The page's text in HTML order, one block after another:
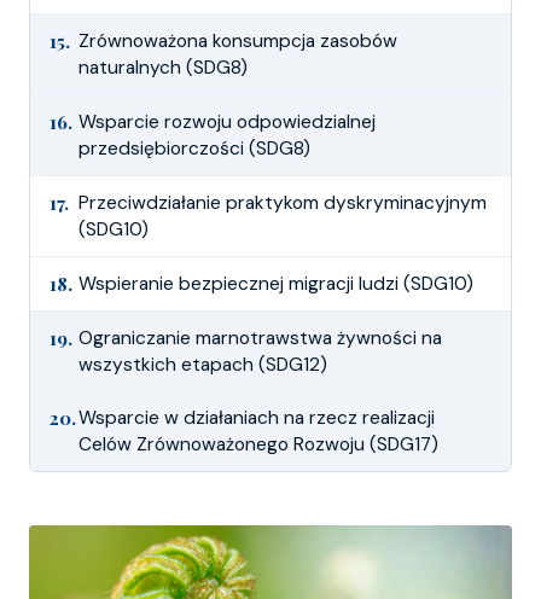
15. Zrównoważona konsumpcja zasobów
naturalnych (SDG8)
16. Wsparcie rozwoju odpowiedzialnej
przedsiębiorczości (SDG8)
17. Przeciwdziałanie praktykom dyskryminacyjnym
(SDG10)
18. Wspieranie bezpiecznej migracji ludzi (SDG10)
19. Ograniczanie marnotrawstwa żywności na
wszystkich etapach (SDG12)
20.Wsparcie w działaniach na rzecz realizacji
Celów Zrównoważonego Rozwoju (SDG17)